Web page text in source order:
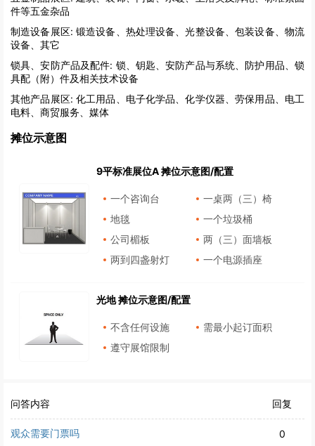
件等五金杂品
制造设备展区: 锻造设备、热处理设备、光整设备、包装设备、物流
设备、其它
锁具、安防产品及配件: 锁、钥匙、安防产品与系统、防护用品、锁
具配（附）件及相关技术设备
其他产品展区: 化工用品、电子化学品、化学仪器、劳保用品、电工
电料、商贸服务、媒体
摊位示意图
9平标准展位A 摊位示意图/配置
一个咨询台
一桌两（三）椅
地毯
一个垃圾桶
公司楣板
两（三）面墙板
两到四盏射灯
一个电源插座
光地 摊位示意图/配置
不含任何设施
需最小起订面积
遵守展馆限制
问答内容 回复
观众需要门票吗 0